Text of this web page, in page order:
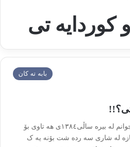
تی
بابه ته كان
نوسه ر: جلال معروفیان زۆر جوانم له بیره ساڵی١٣٨٤ی هه تاوی بۆ
له شاری سه رده شت بۆنه یه ک